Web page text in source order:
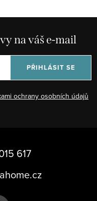
na váš e-mail
ochrany osobních údajů
PŘIHLÁSIT SE
617